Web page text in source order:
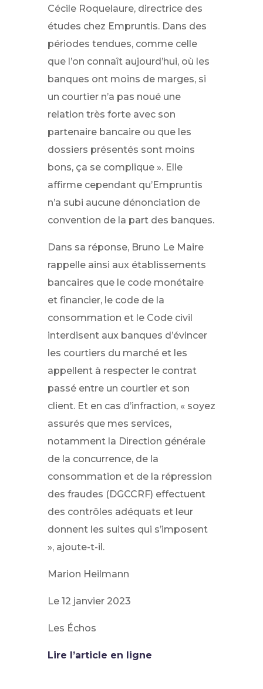
Cécile Roquelaure, directrice des
études chez Empruntis. Dans des
périodes tendues, comme celle
que l’on connaît aujourd’hui, où les
banques ont moins de marges, si
un courtier n’a pas noué une
relation très forte avec son
partenaire bancaire ou que les
dossiers présentés sont moins
bons, ça se complique ». Elle
affirme cependant qu’Empruntis
n’a subi aucune dénonciation de
convention de la part des banques.
Dans sa réponse, Bruno Le Maire
rappelle ainsi aux établissements
bancaires que le code monétaire
et financier, le code de la
consommation et le Code civil
interdisent aux banques d’évincer
les courtiers du marché et les
appellent à respecter le contrat
passé entre un courtier et son
client. Et en cas d’infraction, « soyez
assurés que mes services,
notamment la Direction générale
de la concurrence, de la
consommation et de la répression
des fraudes (DGCCRF) effectuent
des contrôles adéquats et leur
donnent les suites qui s’imposent
», ajoute-t-il.
Marion Heilmann
Le 12 janvier 2023
Les Échos
Lire l’article en ligne